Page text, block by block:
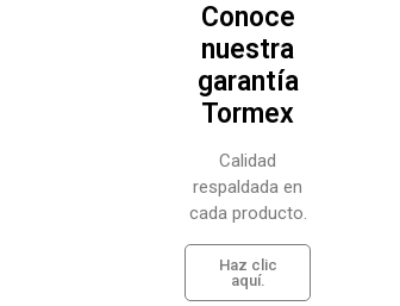
Conoce
nuestra
garantía
Tormex
Calidad
respaldada en
cada producto.
Haz clic
aquí.